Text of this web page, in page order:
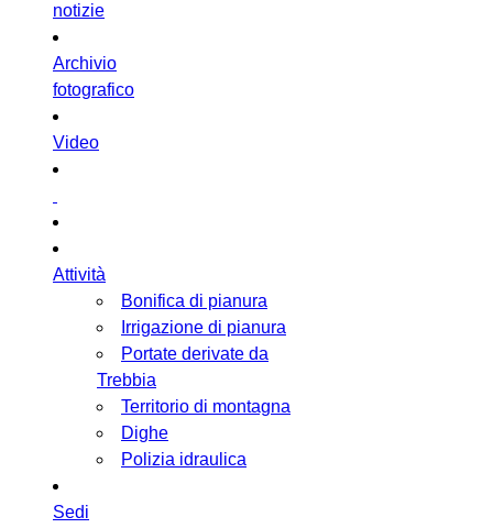
notizie
Archivio
fotografico
Video
Attività
Bonifica di pianura
Irrigazione di pianura
Portate derivate da
Trebbia
Territorio di montagna
Dighe
Polizia idraulica
Sedi